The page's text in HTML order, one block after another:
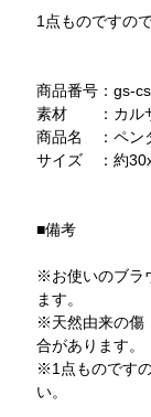
1点ものですの
商品番号：gs-
素材 ：カルサ
商品名 ：ペン
サイズ ：約
■備考
※お使いのブラ
ます。
※天然由来の傷
合があります。
※1点ものです
い。